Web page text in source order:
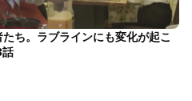
ち。ラブラインにも変化が起こ